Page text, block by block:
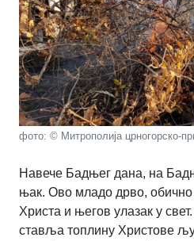
фото: © Митрополија црногорско-
На­ве­че Бад­њег да­на, на
њак. Ово мла­до др­во,
Хри­ста и ње­гов ула­зак у
ста­вља то­пли­ну Хри­сто­ве